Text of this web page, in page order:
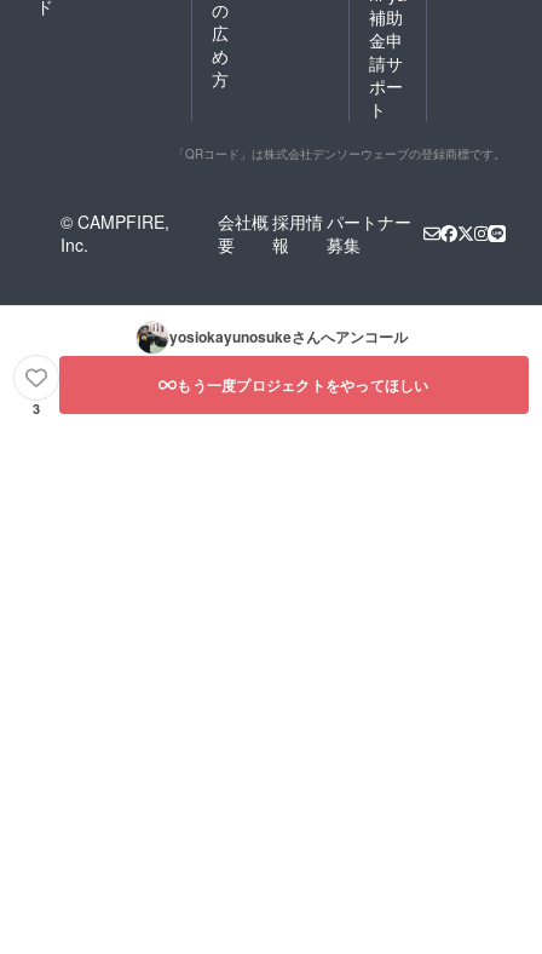
ド
の
広
め
方
補助
金申
請サ
ポー
ト
「QRコード」は株式会社デンソーウェーブの登録商標です。
© CAMPFIRE,
Inc.
会社概
要
採用情
報
パートナー
募集
yosiokayunosukeさんへアンコール
3
もう一度プロジェクトをやってほしい